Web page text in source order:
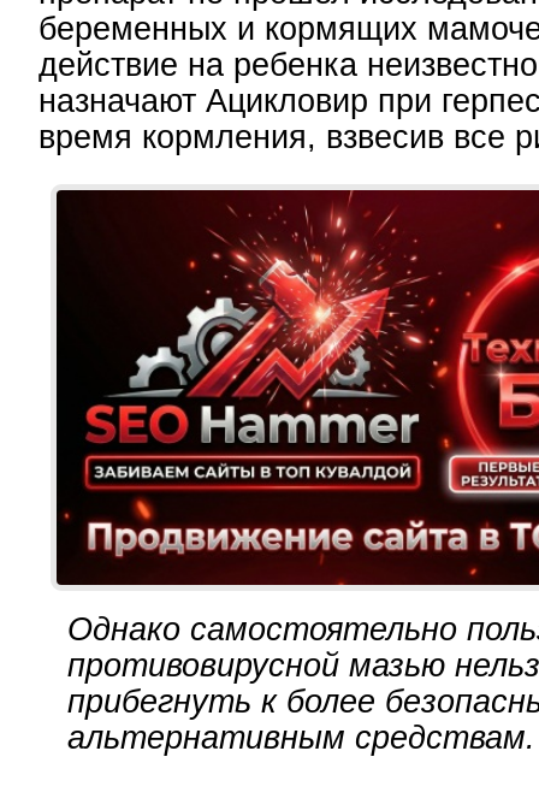
беременных и кормящих
действие на ребенка
назначают Ацикловир при
время кормления, взвесив все
Однако самостоятельно
противовирусной мазью
прибегнуть к более
альтернативным средствам.